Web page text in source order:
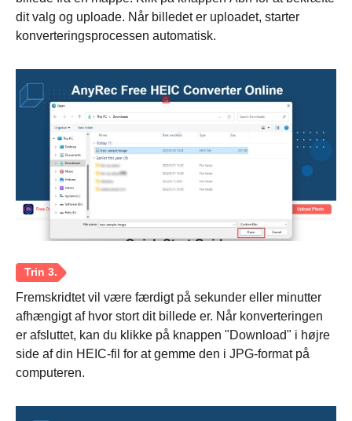
dit valg og uploade. Når billedet er uploadet, starter
konverteringsprocessen automatisk.
Fremskridtet vil være færdigt på sekunder eller minutter
afhængigt af hvor stort dit billede er. Når konverteringen
er afsluttet, kan du klikke på knappen "Download" i højre
side af din HEIC-fil for at gemme den i JPG-format på
computeren.